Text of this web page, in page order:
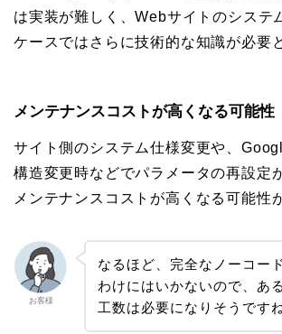
は実装が難しく、Webサイトのシステ
ケースではさらに技術的な知識が必要
メンテナンスコストが高くなる可能性
サイト側のシステム仕様変更や、
構造変更時などでパラメータの再設定
メンテナンスコストが高くなる可能性
お客様
なるほど、完全なノーコー
わけにはいかないので、あ
工数は必要になりそうですね